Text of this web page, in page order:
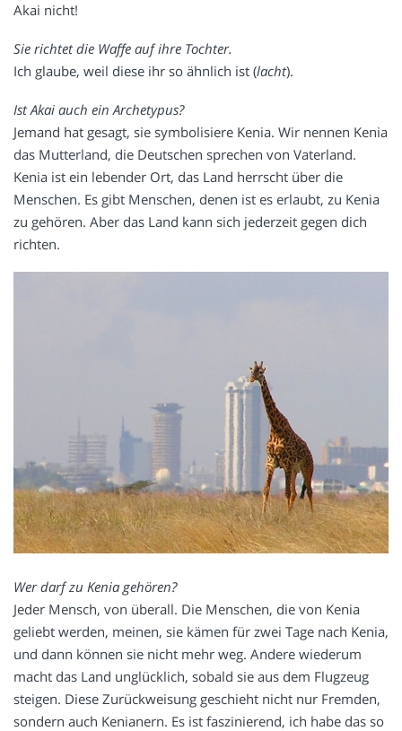
Akai nicht!
Sie richtet die Waffe auf ihre Tochter.
Ich glaube, weil diese ihr so ähnlich ist (lacht).
Ist Akai auch ein Archetypus?
Jemand hat gesagt, sie symbolisiere Kenia. Wir nennen Kenia
das Mutterland, die Deutschen sprechen von Vaterland.
Kenia ist ein lebender Ort, das Land herrscht über die
Menschen. Es gibt Menschen, denen ist es erlaubt, zu Kenia
zu gehören. Aber das Land kann sich jederzeit gegen dich
richten.
Wer darf zu Kenia gehören?
Jeder Mensch, von überall. Die Menschen, die von Kenia
geliebt werden, meinen, sie kämen für zwei Tage nach Kenia,
und dann können sie nicht mehr weg. Andere wiederum
macht das Land unglücklich, sobald sie aus dem Flugzeug
steigen. Diese Zurückweisung geschieht nicht nur Fremden,
sondern auch Kenianern. Es ist faszinierend, ich habe das so